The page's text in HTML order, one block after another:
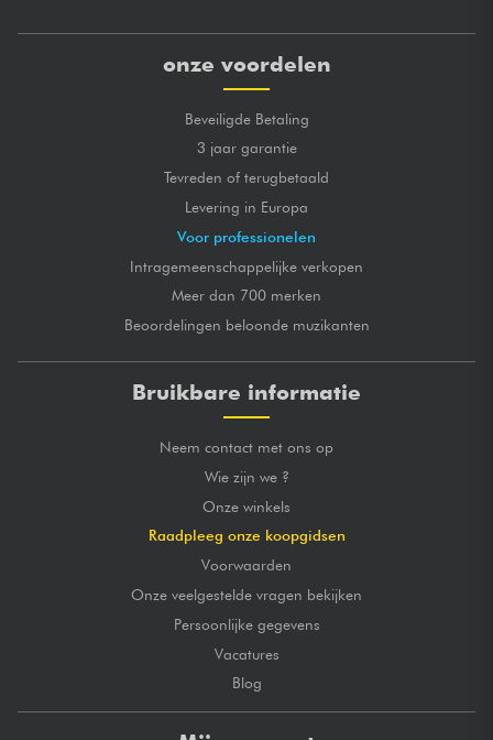
onze voordelen
Beveiligde Betaling
3 jaar garantie
Tevreden of terugbetaald
Levering in Europa
Voor professionelen
Intragemeenschappelijke verkopen
Meer dan 700 merken
Beoordelingen beloonde muzikanten
Bruikbare informatie
Neem contact met ons op
Wie zijn we ?
Onze winkels
Raadpleeg onze koopgidsen
Voorwaarden
Onze veelgestelde vragen bekijken
Persoonlijke gegevens
Vacatures
Blog